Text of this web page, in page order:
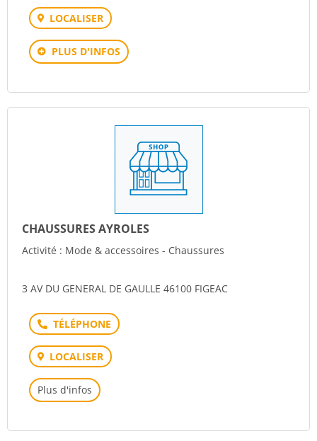
LOCALISER
PLUS D'INFOS
CHAUSSURES AYROLES
Activité : Mode & accessoires - Chaussures
3 AV DU GENERAL DE GAULLE 46100 FIGEAC
Téléphone
LOCALISER
Plus d'infos